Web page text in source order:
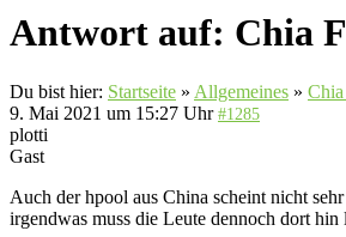
Antwort auf: Chia
Du bist hier: Startseite » Allgemeines »
9. Mai 2021 um 15:27 Uhr #1285
plotti
Gast
Auch der hpool aus China scheint nicht
irgendwas muss die Leute dennoch dort hin